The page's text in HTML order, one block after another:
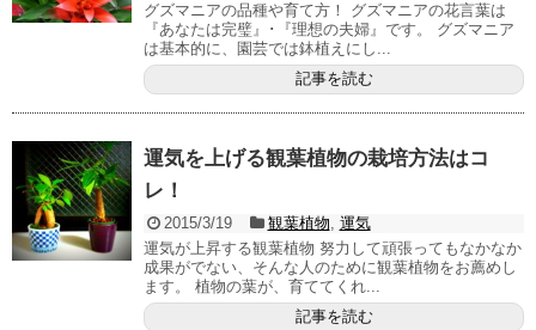
グズマニアの品種や育て方！ グズマニアの花言葉は
『あなたは完璧』･『理想の夫婦』です。 グズマニア
は基本的に、園芸では鉢植えにし...
記事を読む
運気を上げる観葉植物の栽培方法はコ
レ！
2015/3/19 観葉植物, 運気
運気が上昇する観葉植物 努力して頑張ってもなかなか
成果がでない、そんな人のために観葉植物をお薦めし
ます。 植物の葉が、育ててくれ...
記事を読む